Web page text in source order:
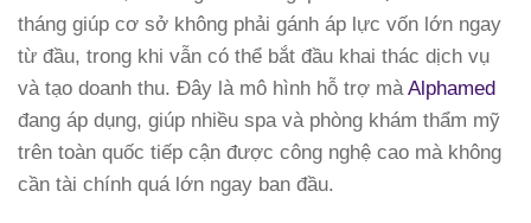
tháng giúp cơ sở không phải gánh áp lực vốn lớn ngay
từ đầu, trong khi vẫn có thể bắt đầu khai thác dịch vụ
và tạo doanh thu. Đây là mô hình hỗ trợ màAlphamed
đang áp dụng, giúp nhiều spa và phòng khám thẩm mỹ
trên toàn quốc tiếp cận được công nghệ cao mà không
cần tài chính quá lớn ngay ban đầu.